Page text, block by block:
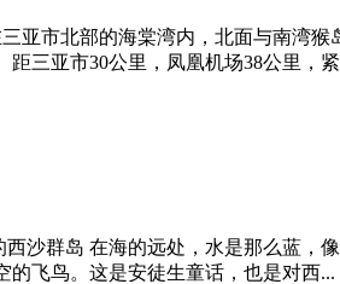
亚市北部的海棠湾内，北面与南湾
距三亚市30公里，凤凰机场38公里，
沙群岛 在海的远处，水是那么蓝
飞鸟。这是安徒生童话，也是对西...